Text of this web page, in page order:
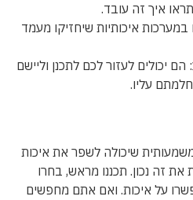
איך זה עובד.
איכותיות שיחזיקו מעמד
יכולים לעזור לכם לתכנן וליישם
עליו.
שיכולה לשפר את איכות
זה נכון. תכננו מראש, בחרו
על איכות. ואם אתם מחפשים